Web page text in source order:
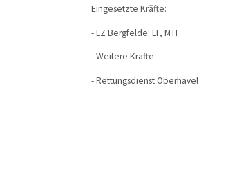
Eingesetzte Kräfte:
- LZ Bergfelde: LF, MTF
- Weitere Kräfte: -
- Rettungsdienst Oberhavel